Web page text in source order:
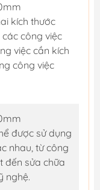
kích thước
công việc
việc cần kích
công việc
được sử dụng
nhau, từ công
đến sửa chữa
nghệ.